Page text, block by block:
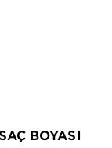
BOYASI